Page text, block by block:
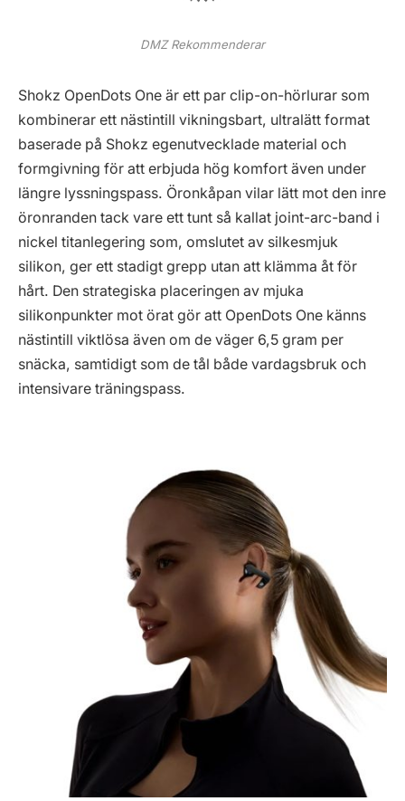
DMZ Rekommenderar
Shokz OpenDots One är ett par clip-on-hörlurar som
kombinerar ett nästintill vikningsbart, ultralätt format
baserade på Shokz egenutvecklade material och
formgivning för att erbjuda hög komfort även under
längre lyssningspass. Öronkåpan vilar lätt mot den inre
öronranden tack vare ett tunt så kallat joint-arc-band i
nickel titanlegering som, omslutet av silkesmjuk
silikon, ger ett stadigt grepp utan att klämma åt för
hårt. Den strategiska placeringen av mjuka
silikonpunkter mot örat gör att OpenDots One känns
nästintill viktlösa även om de väger 6,5 gram per
snäcka, samtidigt som de tål både vardagsbruk och
intensivare träningspass.